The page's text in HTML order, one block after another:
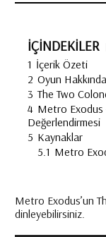
İÇİNDEKİLER
1 İçerik Özeti
2 Oyun
3 The Two
4 Metro Exodus
Değerlendirmesi
5 Kaynaklar
5.1 Metro
Metro Exodus’un
dinleyebilirsiniz.